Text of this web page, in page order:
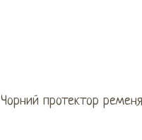
Чорний протектор